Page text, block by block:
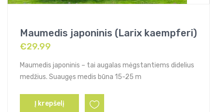
Maumedis japoninis (Larix kaempferi)
€29.99
Maumedis japoninis – tai augalas mėgstantiems didelius
medžius. Suaugęs medis būna 15-25 m
Į krepšelį